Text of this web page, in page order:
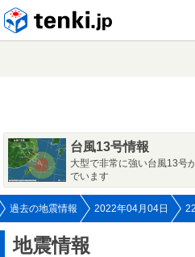
台風13号情報
大型で非常に強い台風13号
でいます
過去の地震情報 2022年04月04日
地震情報